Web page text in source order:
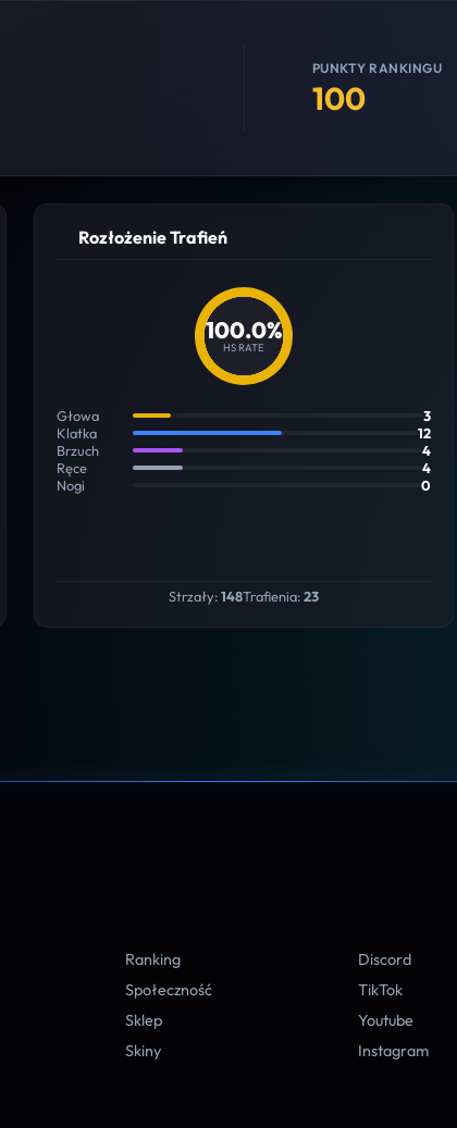
PUNKTY RANKINGU
100
Rozłożenie Trafień
100.0%
HS RATE
Głowa
3
Klatka
12
Brzuch
4
Ręce
4
Nogi
0
Strzały:148Trafienia:23
Ranking
Społeczność
Sklep
Skiny
Discord
TikTok
Youtube
Instagram